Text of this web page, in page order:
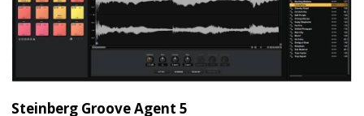
Steinberg Groove Agent 5